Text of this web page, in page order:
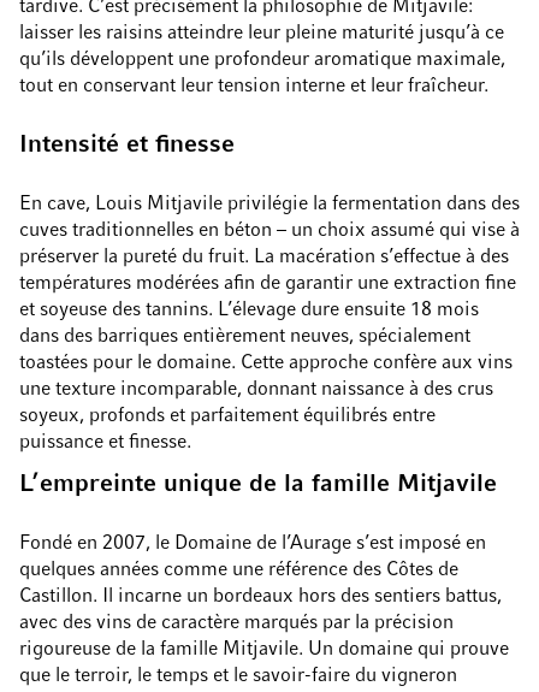
tardive. C’est précisément la philosophie de Mitjavile:
laisser les raisins atteindre leur pleine maturité jusqu’à ce
qu’ils développent une profondeur aromatique maximale,
tout en conservant leur tension interne et leur fraîcheur.
Intensité et finesse
En cave, Louis Mitjavile privilégie la fermentation dans des
cuves traditionnelles en béton – un choix assumé qui vise à
préserver la pureté du fruit. La macération s’effectue à des
températures modérées afin de garantir une extraction fine
et soyeuse des tannins. L’élevage dure ensuite 18 mois
dans des barriques entièrement neuves, spécialement
toastées pour le domaine. Cette approche confère aux vins
une texture incomparable, donnant naissance à des crus
soyeux, profonds et parfaitement équilibrés entre
puissance et finesse.
L’empreinte unique de la famille Mitjavile
Fondé en 2007, le Domaine de l’Aurage s’est imposé en
quelques années comme une référence des Côtes de
Castillon. Il incarne un bordeaux hors des sentiers battus,
avec des vins de caractère marqués par la précision
rigoureuse de la famille Mitjavile. Un domaine qui prouve
que le terroir, le temps et le savoir-faire du vigneron